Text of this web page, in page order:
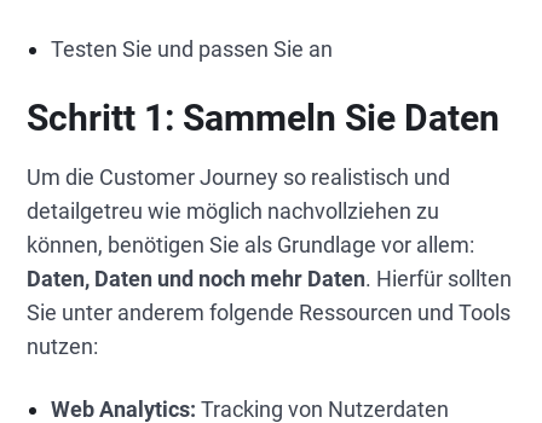
Testen Sie und passen Sie an
Schritt 1: Sammeln Sie Daten
Um die Customer Journey so realistisch und
detailgetreu wie möglich nachvollziehen zu
können, benötigen Sie als Grundlage vor allem:
Daten, Daten und noch mehr Daten. Hierfür sollten
Sie unter anderem folgende Ressourcen und Tools
nutzen:
Web Analytics: Tracking von Nutzerdaten